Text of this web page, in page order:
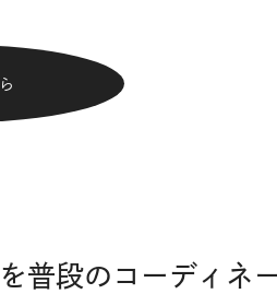
普段のコーディネ